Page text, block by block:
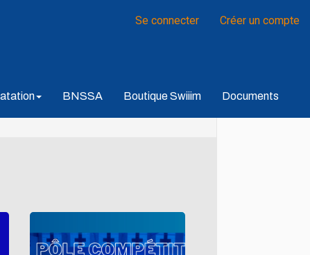
Se connecter Créer un compte
BNSSA Boutique Swiiim Documents